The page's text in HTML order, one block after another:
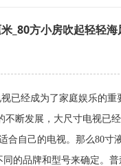
_80方小房吹起轻轻
已经成为了家庭娱乐的
，大尺寸电视已经成
自己的电视。那么80寸
的品牌和型号来确定。